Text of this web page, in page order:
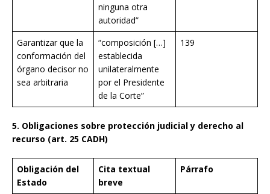
ninguna otra
autoridad”
Garantizar que la
conformación del
órgano decisor no
sea arbitraria
“composición […]
establecida
unilateralmente
por el Presidente
de la Corte”
139
5. Obligaciones sobre protección judicial y derecho al
recurso (art. 25 CADH)
Obligación del
Estado
Cita textual
breve
Párrafo